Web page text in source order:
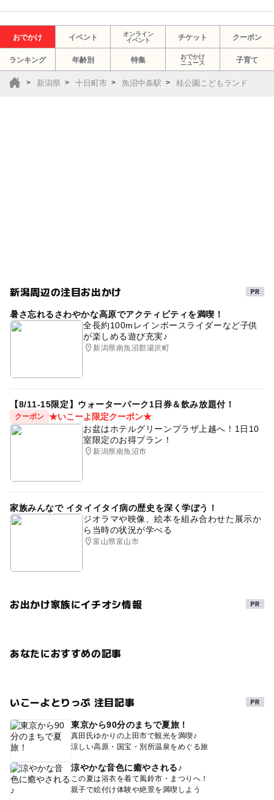
おでかけ イベント
オンライン
イベント
チケット クーポン
ランキング 年齢別 特集
おでかけ
ニュース
子育て
新潟県 十日町市 魚沼中条駅 桂公園こどもランド
新潟周辺の注目お出かけ
暑さ忘れるさわやかな高原でアクティビティを満喫！
全長約100mレインボースライダーなど子供
が楽しめる遊び充実♪
新潟県南魚沼郡湯沢町
【8/11-15限定】ウォーターパーク1日券＆飲み放題付！
クーポン ★いこーよ限定クーポン★
お盆はホテルグリーンプラザ上越へ！1日10
室限定のお得プラン！
新潟県南魚沼市
家族みんなで イタイイタイ病の歴史を深く学ぼう！
ジオラマや映像、絵本を組み合わせた展示か
ら当時の状況が学べる
富山県富山市
お出かけ家族にイチオシ情報
あなたにおすすめの記事
いこーよとりっぷ 注目記事
東京から90分のまちで夏旅！
真田氏ゆかりの上田市で観光を満喫♪
涼しい高原・国宝・別所温泉をめぐる旅
涼やかな音色に癒やされる♪
この夏は浴衣を着て風鈴市・まつりへ！
親子で絵付け体験や絶景を満喫しよう